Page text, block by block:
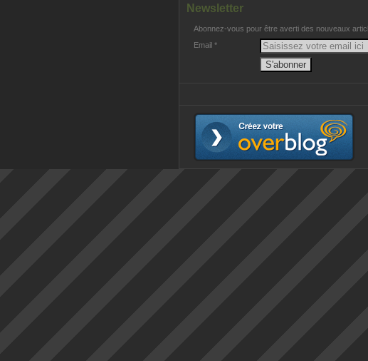
Newsletter
Abonnez-vous pour être averti des nouveaux
Email